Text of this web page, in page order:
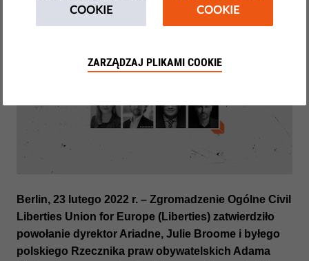
Berlin, 23 lutego 2022 r. – Zgromadzenie Ogólne Civil
Liberties Union for Europe (Liberties) zatwierdziło
powołanie dyrektor Ariadne, Julie Broome i byłego
polskiego Rzecznika praw obywatelskich Adama
COOKIE
COOKIE
ZARZĄDZAJ PLIKAMI COOKIE